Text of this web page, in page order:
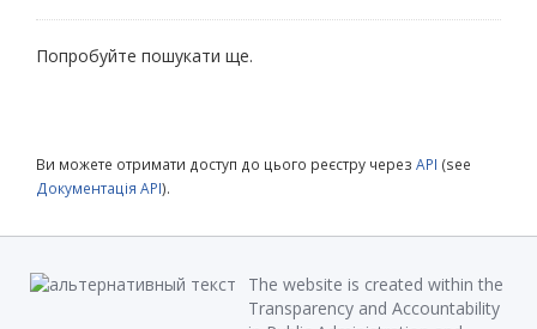
Попробуйте пошукати ще.
Ви можете отримати доступ до цього реєстру через API (see
Документація API).
The website is created within the
Transparency and Accountability